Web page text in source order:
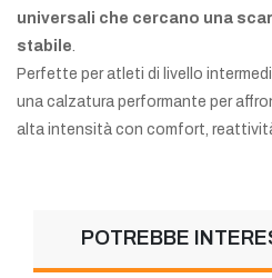
universali che cercano una
stabile
Perfette per atleti di livello
una calzatura performante per
alta intensità con comfort,
POTREBBE